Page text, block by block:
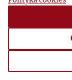
Wyższych,
historię
1946–2002.
Ustawienia cookies